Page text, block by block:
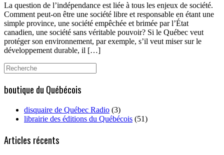
La question de l’indépendance est liée à tous les enjeux de société.
Comment peut-on être une société libre et responsable en étant une
simple province, une société empêchée et brimée par l’État
canadien, une société sans véritable pouvoir? Si le Québec veut
protéger son environnement, par exemple, s’il veut miser sur le
développement durable, il […]
Search
for:
boutique du Québécois
disquaire de Québec Radio (3)
librairie des éditions du Québécois (51)
Articles récents